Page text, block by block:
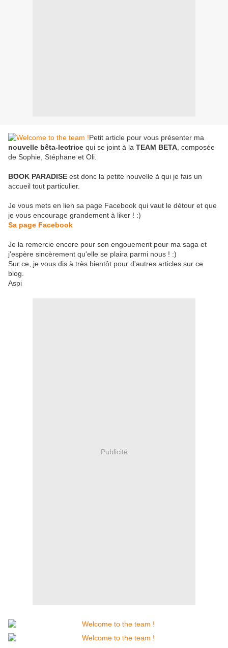
Petit article pour vous présenter ma
nouvelle bêta-lectrice qui se joint à la TEAM BETA , composée
de Sophie, Stéphane et Oli.
BOOK PARADISE est donc la petite nouvelle à qui je fais un
accueil tout particulier.
Je vous mets en lien sa page Facebook qui vaut le détour et que
je vous encourage grandement à liker ! :)
Sa page Facebook
Je la remercie encore pour son engouement pour ma saga et
j'espère sincèrement qu'elle se plaira parmi nous ! :)
Sur ce, je vous dis à très bientôt pour d'autres articles sur ce
blog.
Aspi
Publicité